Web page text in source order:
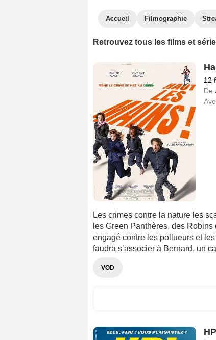
Accueil Filmographie
Retrouvez tous les films et
12
De
Les crimes contre la nature les
les Green Panthères, des
engagé contre les pollueurs et
faudra s’associer à Bernard, un
VOD